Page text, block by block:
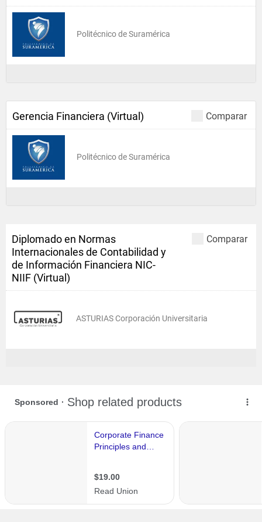
Politécnico de Suramérica
Comparar
Gerencia Financiera (Virtual)
Politécnico de Suramérica
Comparar
Diplomado en Normas
Internacionales de Contabilidad y
de Información Financiera NIC-
NIIF (Virtual)
ASTURIAS Corporación Universitaria